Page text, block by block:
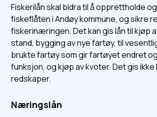
Fiskerilån skal bidra til å opprettholde
fiskeflåten i Andøy kommune, og sikre
fiskerinæringen. Det kan gis lån til kjøp
stand, bygging av nye fartøy, til
brukte fartøy som gir fartøyet endret
funksjon, og kjøp av kvoter. Det gis ikke
redskaper.
Næringslån